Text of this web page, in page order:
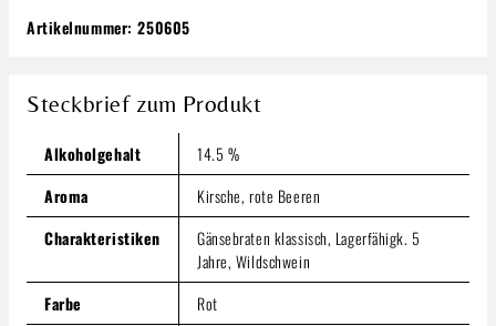
Grand Veneur | Les Champauvins | Côtes du
14,19 €
(18,92 € / 1 Liter)
Preise inkl. MwSt. zzgl. Versandkosten
Produkt Anzahl: Gib den gewünschten Wert ein oder
In den Warenkorb
Artikelnummer:250605
Steckbrief zum Produkt
Alkoholgehalt
14.5 %
Aroma
Kirsche, rote Beeren
Charakteristiken
Gänsebraten klassisch, Lagerfähigk. 5
Jahre, Wildschwein
Farbe
Rot